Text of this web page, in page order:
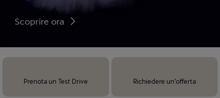
Scoprire ora
Prenota un Test Drive Richiedere un’offerta